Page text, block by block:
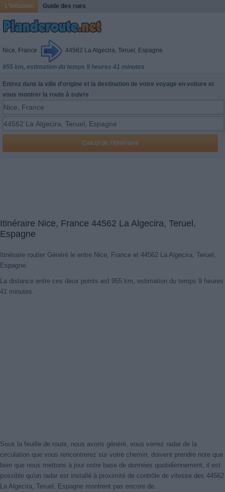
L'initiation Guide des rues
Nice, France 44562 La Algecira, Teruel, Espagne
955 km, estimation du temps 9 heures 41 minutes
Entrez dans la ville d'origine et la destination de votre voyage en voiture et
vous montrer la route à suivre
Itinéraire Nice, France 44562 La Algecira, Teruel,
Espagne
Itinéraire routier Généré le entre Nice, France et 44562 La Algecira, Teruel,
Espagne.
La distance entre ces deux points est 955 km, estimation du temps 9 heures
41 minutes.
Sous la feuille de route, nous avons généré, vous verrez radar de la
circulation que vous rencontrerez sur votre chemin, doivent prendre note que
bien que nous mettons à jour notre base de données quotidiennement, il est
possible qu'un radar est installé à proximité de contrôle de vitesse des 44562
La Algecira, Teruel, Espagne montrent pas encore de.